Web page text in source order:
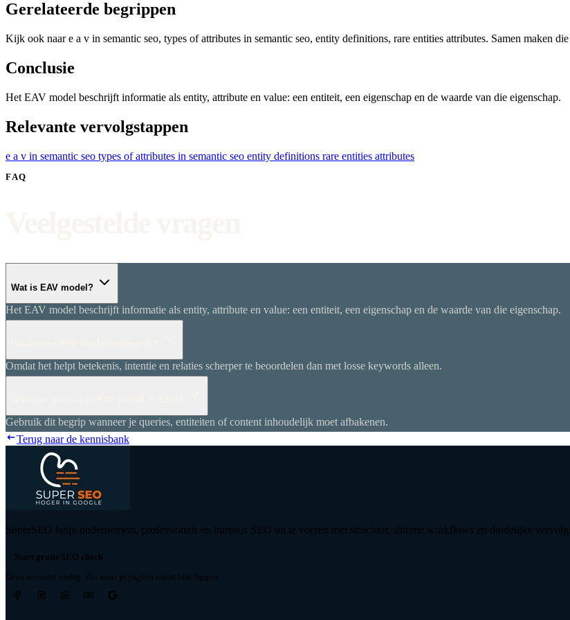
Gerelateerde begrippen
Kijk ook naar e a v in semantic seo, types of attributes in semantic seo, entity definitions, rare entities attributes. Samen maken
Conclusie
Het EAV model beschrijft informatie als entity, attribute en value: een entiteit, een eigenschap en de waarde van die eigenschap.
Relevante vervolgstappen
e a v in semantic seo types of attributes in semantic seo entity definitions rare entities attributes
FAQ
Wat is EAV model?
Het EAV model beschrijft informatie als entity, attribute en value: een entiteit, een eigenschap en de waarde van die eigenschap.
Omdat het helpt betekenis, intentie en relaties scherper te beoordelen dan met losse keywords alleen.
Gebruik dit begrip wanneer je queries, entiteiten of content inhoudelijk moet afbakenen.
Terug naar de kennisbank
SuperSEO helpt ondernemers, professionals en bureaus SEO uit te voeren met structuur, slimme workflows en duidelijke
Start gratis SEO check
Geen account nodig. Zie waar je pagina winst laat liggen.